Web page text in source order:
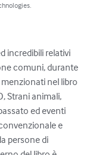
incredibili relativi
comuni, durante
nel libro
Strani animali,
ed eventi
e
persone di